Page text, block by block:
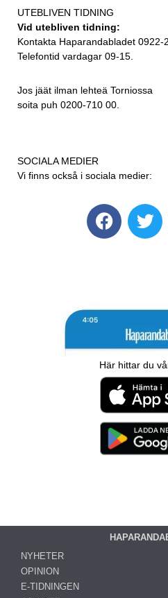
UTEBLIVEN TIDNING
Vid utebliven tidning:
Kontakta Haparandabladet 0922-
Telefontid vardagar 09-15.
Jos jäät ilman lehteä Torniossa
soita puh 0200-710 00.
SOCIALA MEDIER
Vi finns också i sociala medier:
Här hittar du
NYHETER
OPINION
E-TIDNINGEN